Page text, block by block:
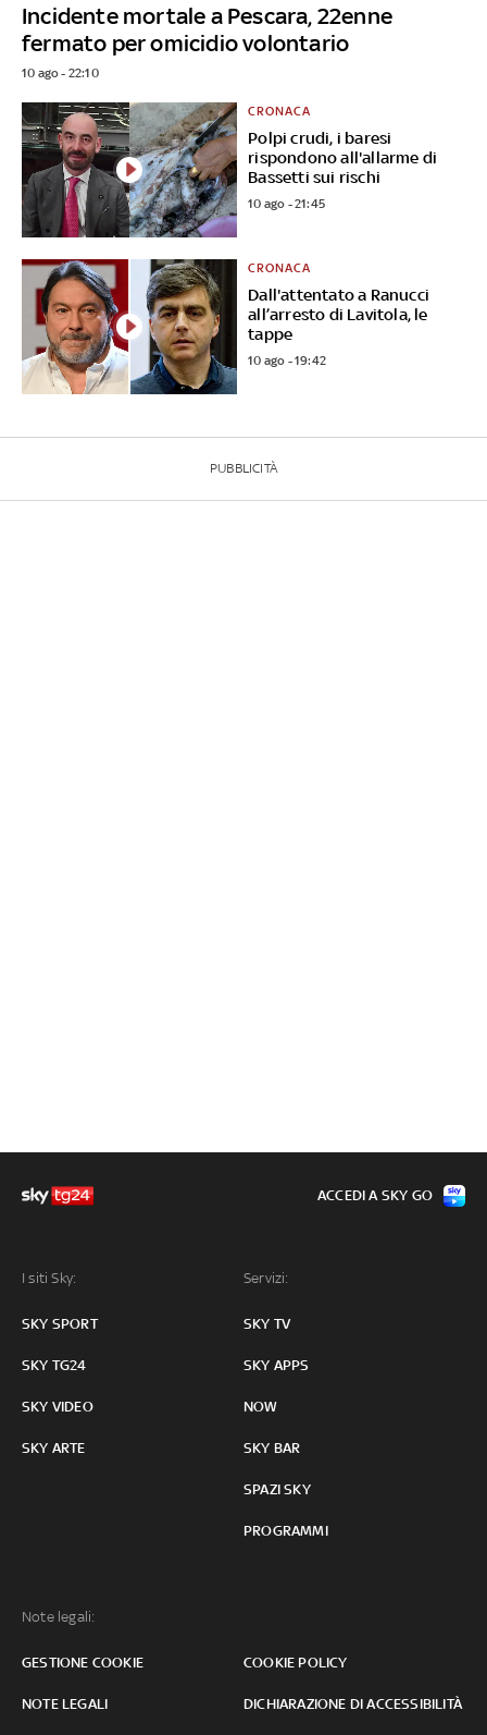
Incidente mortale a Pescara, 22enne
fermato per omicidio volontario
10 ago - 22:10
Polpi crudi, i baresi
rispondono all'allarme di
Bassetti sui rischi
CRONACA
10 ago - 21:45
Dall'attentato a Ranucci
all’arresto di Lavitola, le
tappe
CRONACA
10 ago - 19:42
PUBBLICITÀ
I siti Sky:
SKY SPORT
SKY TG24
SKY VIDEO
SKY ARTE
Servizi:
SKY TV
SKY APPS
NOW
SKY BAR
SPAZI SKY
PROGRAMMI
Note legali:
GESTIONE COOKIE COOKIE POLICY
NOTE LEGALI DICHIARAZIONE DI ACCESSIBILITÀ
ACCEDI A SKY GO